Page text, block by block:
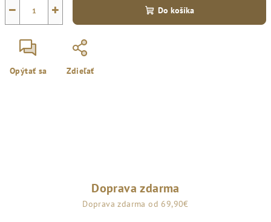
+
− Do košíka
Opýtať sa Zdieľať
Doprava zdarma
Doprava zdarma od 69,90€